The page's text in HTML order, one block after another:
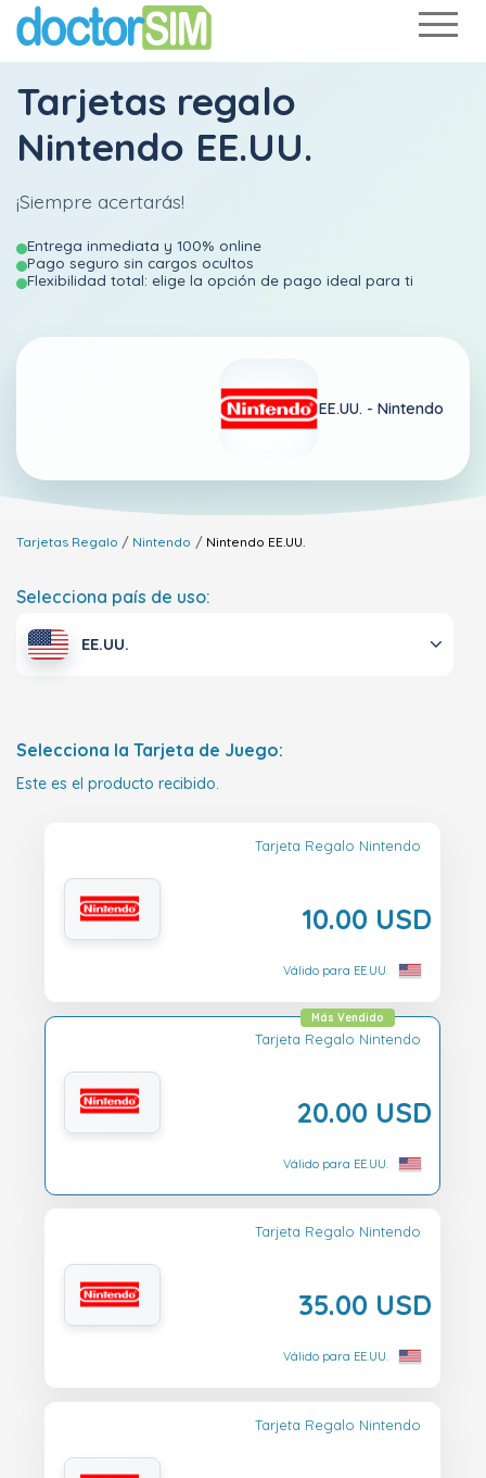
Tarjetas regalo
Nintendo EE.UU.
¡Siempre acertarás!
Entrega inmediata y 100% online
Pago seguro sin cargos ocultos
Flexibilidad total: elige la opción de pago ideal para ti
EE.UU. - Nintendo
Tarjetas Regalo Nintendo Nintendo EE.UU.
Selecciona país de uso:
EE.UU.
Selecciona la Tarjeta de Juego:
Este es el producto recibido.
Tarjeta Regalo Nintendo
10.00 USD
Válido para EE.UU.
Tarjeta Regalo Nintendo
20.00 USD
Más Vendido
Válido para EE.UU.
Tarjeta Regalo Nintendo
35.00 USD
Válido para EE.UU.
Tarjeta Regalo Nintendo